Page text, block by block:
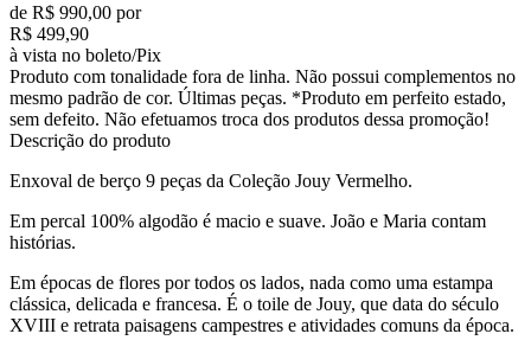
de R$ 990,00 por
R$ 499,90
à vista no boleto/Pix
Produto com tonalidade fora de linha. Não possui complementos no
mesmo padrão de cor. Últimas peças. *Produto em perfeito estado,
sem defeito. Não efetuamos troca dos produtos dessa promoção!
Descrição do produto
Enxoval de berço 9 peças da Coleção Jouy Vermelho.
Em percal 100% algodão é macio e suave. João e Maria contam
histórias.
Em épocas de flores por todos os lados, nada como uma estampa
clássica, delicada e francesa. É o toile de Jouy, que data do século
XVIII e retrata paisagens campestres e atividades comuns da época.